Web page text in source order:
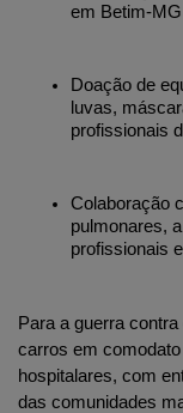
em Betim-
Doação de
luvas,
profissionais
Colaboração
pulmonares,
profissionais
Para a guerra
carros em
hospitalares, com
das comunidades